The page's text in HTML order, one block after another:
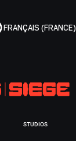
FRANÇAIS (FRANCE)
STUDIOS